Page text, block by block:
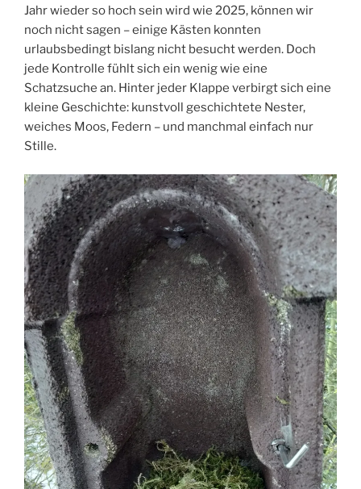
Jahr wieder so hoch sein wird wie 2025, können wir
noch nicht sagen – einige Kästen konnten
urlaubsbedingt bislang nicht besucht werden. Doch
jede Kontrolle fühlt sich ein wenig wie eine
Schatzsuche an. Hinter jeder Klappe verbirgt sich eine
kleine Geschichte: kunstvoll geschichtete Nester,
weiches Moos, Federn – und manchmal einfach nur
Stille.